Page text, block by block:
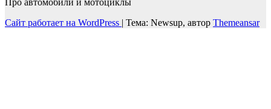
Про автомобили и мотоциклы
Сайт работает на WordPress | Тема: Newsup, автор Themeansar